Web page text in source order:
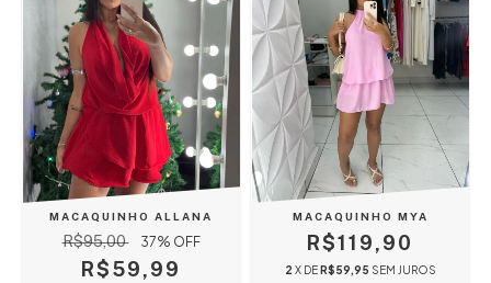
MACAQUINHO ALLANA
R$95,00 37% OFF
R$59,99
MACAQUINHO MYA
R$119,90
2 X DE R$59,95 SEM JUROS